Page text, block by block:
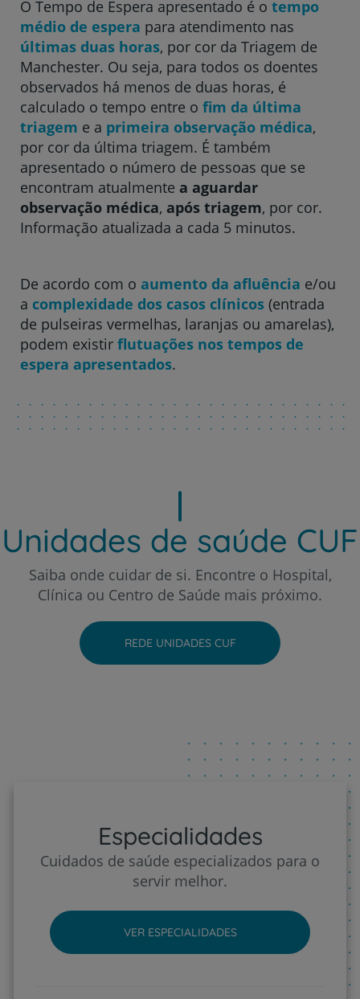
Hospital CUF Descobertas - Lisboa
Hospital CUF Faro
Clínica CUF Funchal
Clínica CUF Guia - AlgarveShopping
Hospital CUF Madeira
Hospital CUF Santarém
Hospital CUF Sintra
Hospital CUF Tejo - Lisboa
Hospital CUF Torres Vedras
O Tempo de Espera apresentado é o tempo
médio de espera para atendimento nas
últimas duas horas, por cor da Triagem de
Manchester. Ou seja, para todos os doentes
observados há menos de duas horas, é
calculado o tempo entre o fim da última
triagem e a primeira observação médica,
por cor da última triagem. É também
apresentado o número de pessoas que se
encontram atualmente a aguardar
observação médica, após triagem, por cor.
Informação atualizada a cada 5 minutos.
De acordo com o aumento da afluência e/ou
a complexidade dos casos clínicos (entrada
de pulseiras vermelhas, laranjas ou amarelas),
podem existir flutuações nos tempos de
espera apresentados.
Unidades de saúde CUF
Saiba onde cuidar de si. Encontre o Hospital,
Clínica ou Centro de Saúde mais próximo.
REDE UNIDADES CUF
Especialidades
Cuidados de saúde especializados para o
servir melhor.
VER ESPECIALIDADES